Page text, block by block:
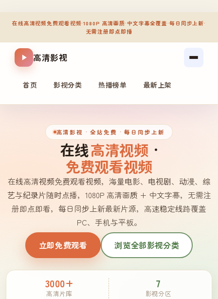
在线高清视频免费观看视频·1080P 高清画质·中文字幕全覆盖·每日同步上新·
无需注册即点即播
高清影视
首页 影视分类 热播榜单 最新上架
高清影视 · 全站免费 · 每日同步上新
在线高清视频 ·
免费观看视频
在线高清视频免费观看视频，海量电影、电视剧、动漫、综
艺与纪录片随时点播，1080P 高清画质 + 中文字幕，无需注
册即点即看，每日同步上新最新片源，高速稳定线路覆盖
PC、手机与平板。
立即免费观看 浏览全部影视分类
3000+
高清片库
7
影视分区